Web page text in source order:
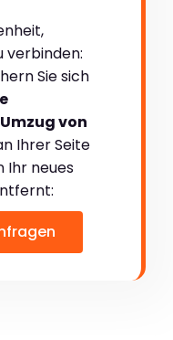
verbinden:
Sie sich
von
Ihrer Seite
Ihr neues